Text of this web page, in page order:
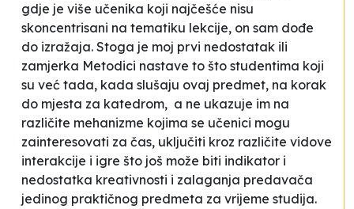
gdje je više učenika koji najčešće nisu
skoncentrisani na tematiku lekcije, on sam dođe
do izražaja. Stoga je moj prvi nedostatak ili
zamjerka Metodici nastave to što studentima koji
su već tada, kada slušaju ovaj predmet, na korak
do mjesta za katedrom, a ne ukazuje im na
različite mehanizme kojima se učenici mogu
zainteresovati za čas, uključiti kroz različite vidove
interakcije i igre što još može biti indikator i
nedostatka kreativnosti i zalaganja predavača
jedinog praktičnog predmeta za vrijeme studija.